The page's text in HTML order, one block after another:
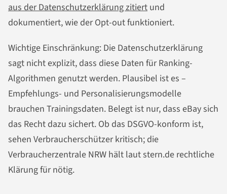
aus der Datenschutzerklärung zitiert und
dokumentiert, wie der Opt-out funktioniert.
Wichtige Einschränkung: Die Datenschutzerklärung
sagt nicht explizit, dass diese Daten für Ranking-
Algorithmen genutzt werden. Plausibel ist es –
Empfehlungs- und Personalisierungsmodelle
brauchen Trainingsdaten. Belegt ist nur, dass eBay sich
das Recht dazu sichert. Ob das DSGVO-konform ist,
sehen Verbraucherschützer kritisch; die
Verbraucherzentrale NRW hält laut stern.de rechtliche
Klärung für nötig.